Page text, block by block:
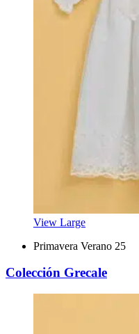
View Large
Primavera Verano 25
Colección Grecale